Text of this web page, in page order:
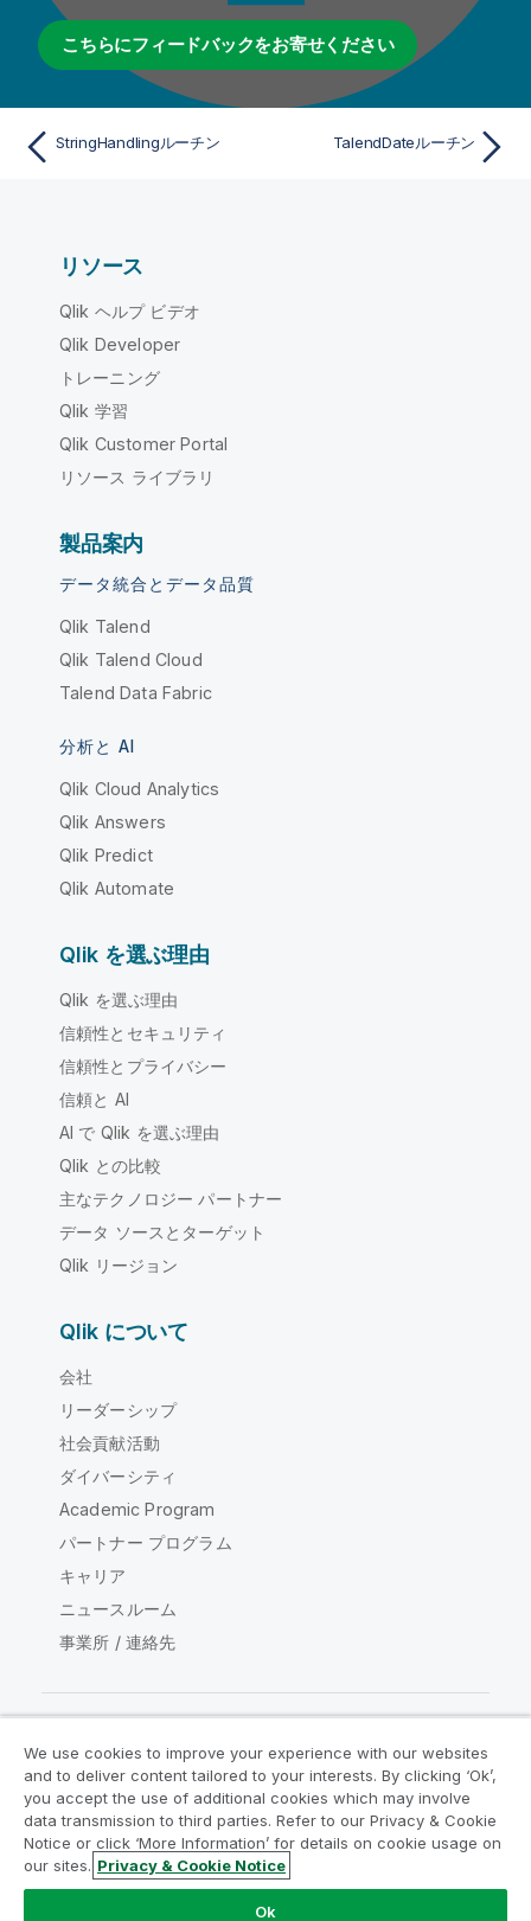
こちらにフィードバックをお寄せください
StringHandlingルーチン TalendDateルーチン
リソース
Qlik ヘルプ ビデオ
Qlik Developer
トレーニング
Qlik 学習
Qlik Customer Portal
リソース ライブラリ
製品案内
データ統合とデータ品質
Qlik Talend
Qlik Talend Cloud
Talend Data Fabric
分析と AI
Qlik Cloud Analytics
Qlik Answers
Qlik Predict
Qlik Automate
Qlik を選ぶ理由
Qlik を選ぶ理由
信頼性とセキュリティ
信頼性とプライバシー
信頼と AI
AI で Qlik を選ぶ理由
Qlik との比較
主なテクノロジー パートナー
データ ソースとターゲット
Qlik リージョン
Qlik について
会社
リーダーシップ
社会貢献活動
ダイバーシティ
Academic Program
パートナー プログラム
キャリア
ニュースルーム
事業所 / 連絡先
Qlik コミュニティ
法的契約 製品規約
Legal Policies
リーガルポリシー
利用規約
Do Not Share My Info
We use cookies to improve your experience with our websites
and to deliver content tailored to your interests. By clicking ‘Ok’,
you accept the use of additional cookies which may involve
data transmission to third parties. Refer to our Privacy & Cookie
Notice or click ‘More Information’ for details on cookie usage on
our sites. Privacy & Cookie Notice
Ok